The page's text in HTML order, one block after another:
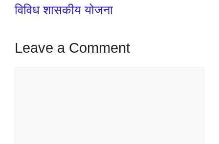
विविध शासकीय योजना
Leave a Comment